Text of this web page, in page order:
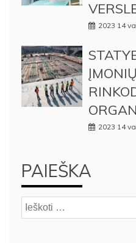
2023 14
2023 14
PAIEŠKA
Ieškoti: